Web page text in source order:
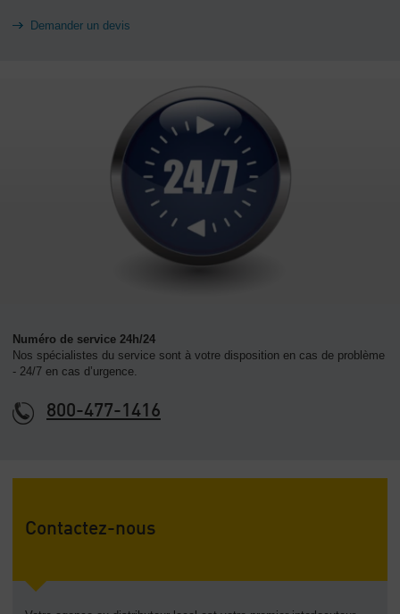
Demander un devis
Numéro de service 24h/24
Nos spécialistes du service sont à votre disposition en cas de problème
- 24/7 en cas d’urgence.
800-477-1416
Contactez-nous